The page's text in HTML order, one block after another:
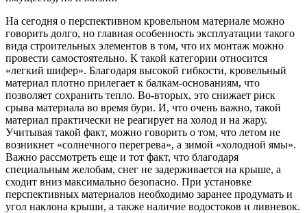
На сегодня о перспективном кровельном материале можно
говорить долго, но главная особенность эксплуатации такого
вида строительных элементов в том, что их монтаж можно
провести самостоятельно. К такой категории относится
«легкий шифер». Благодаря высокой гибкости, кровельный
материал плотно прилегает к балкам-основаниям, что
позволяет сохранить тепло. Во-вторых, это снижает риск
срыва материала во время бури. И, что очень важно, такой
материал практически не реагирует на холод и на жару.
Учитывая такой факт, можно говорить о том, что летом не
возникнет «солнечного перегрева», а зимой «холодной ямы».
Важно рассмотреть еще и тот факт, что благодаря
специальным желобам, снег не задерживается на крыше, а
сходит вниз максимально безопасно. При установке
перспективных материалов необходимо заранее продумать и
угол наклона крыши, а также наличие водостоков и ливневок.